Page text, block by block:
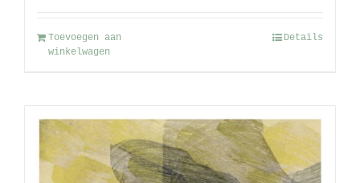
Toevoegen aan
winkelwagen
Details